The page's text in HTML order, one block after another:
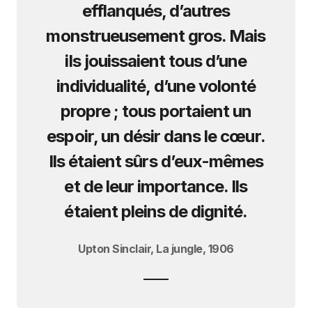
efflanqués, d’autres
monstrueusement gros. Mais
ils jouissaient tous d’une
individualité, d’une volonté
propre ; tous portaient un
espoir, un désir dans le cœur.
Ils étaient sûrs d’eux-mêmes
et de leur importance. Ils
étaient pleins de dignité.
Upton Sinclair, La jungle, 1906